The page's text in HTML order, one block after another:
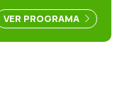
se histórias
em caíques. A
se com o
VER PROGRAMA